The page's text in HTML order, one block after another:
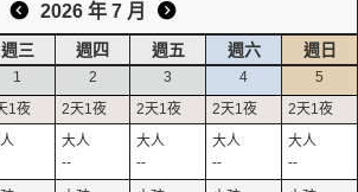
2026 年 7 月
週三 週四 週五 週六 週日
1 2
--
3
--
4
--
5
--